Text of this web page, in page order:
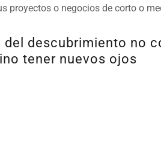
proyectos o negocios de corto o
del descubrimiento no
tener nuevos ojos